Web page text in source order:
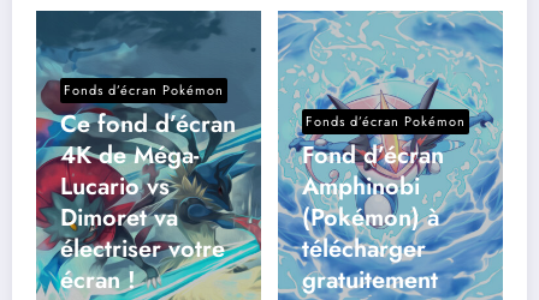
Fonds d’écran Pokémon
Ce fond d’écran
4K de Méga-
Lucario vs
Dimoret va
électriser votre
écran !
Fonds d’écran Pokémon
Fond d’écran
Amphinobi
(Pokémon) à
télécharger
gratuitement